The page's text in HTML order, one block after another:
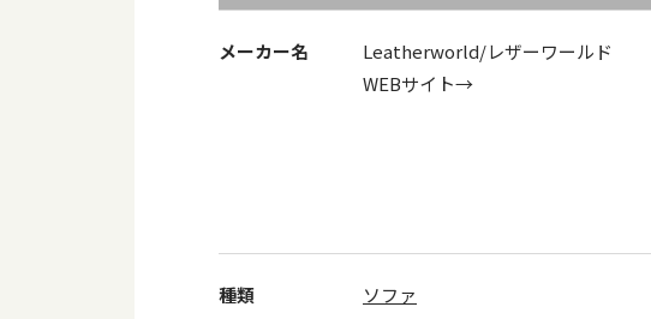
メーカー名
Leatherworld/レザーワールド
WEBサイト→
種類 ソファ